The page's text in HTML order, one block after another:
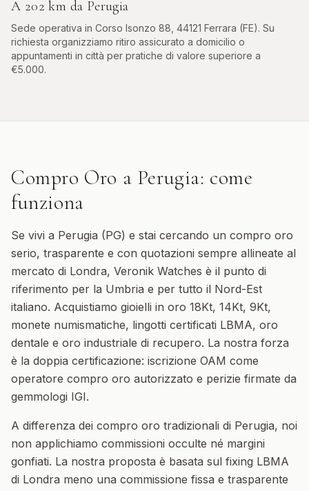
A 202 km da Perugia
Sede operativa in Corso Isonzo 88, 44121 Ferrara (FE). Su
richiesta organizziamo ritiro assicurato a domicilio o
appuntamenti in città per pratiche di valore superiore a
€5.000.
Compro Oro a Perugia: come
funziona
Se vivi a Perugia (PG) e stai cercando un compro oro
serio, trasparente e con quotazioni sempre allineate al
mercato di Londra, Veronik Watches è il punto di
riferimento per la Umbria e per tutto il Nord-Est
italiano. Acquistiamo gioielli in oro 18Kt, 14Kt, 9Kt,
monete numismatiche, lingotti certificati LBMA, oro
dentale e oro industriale di recupero. La nostra forza
è la doppia certificazione: iscrizione OAM come
operatore compro oro autorizzato e perizie firmate da
gemmologi IGI.
A differenza dei compro oro tradizionali di Perugia, noi
non applichiamo commissioni occulte né margini
gonfiati. La nostra proposta è basata sul fixing LBMA
di Londra meno una commissione fissa e trasparente